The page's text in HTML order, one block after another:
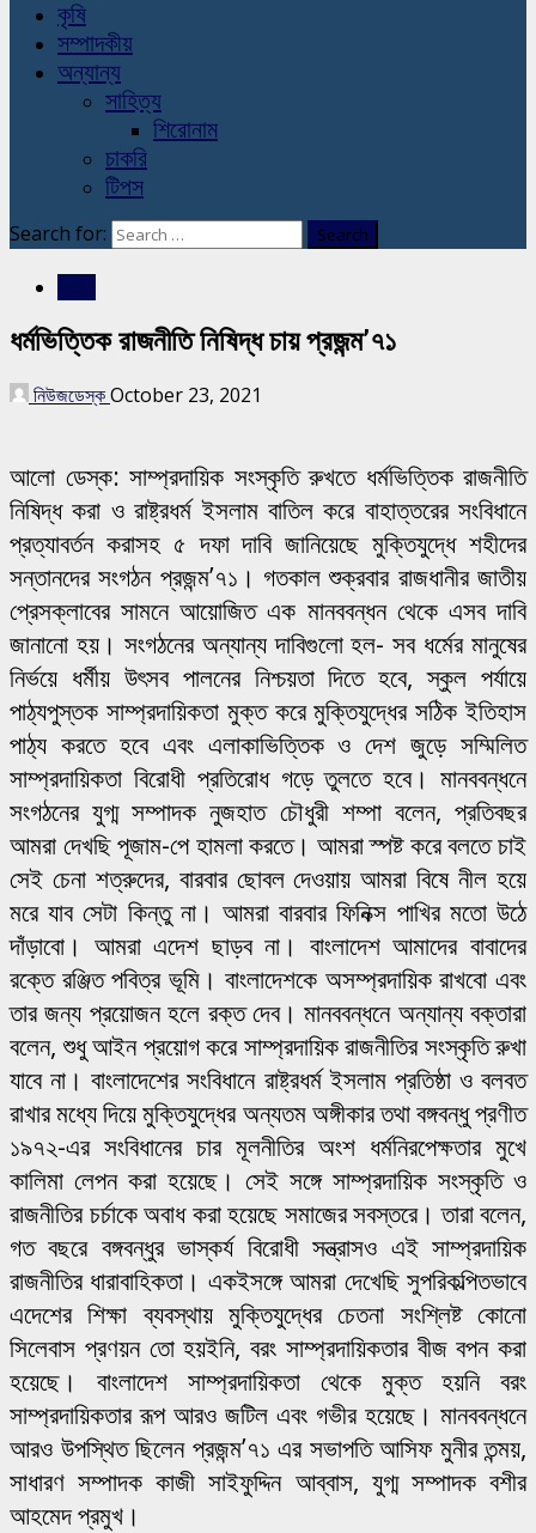
কৃষি
সম্পাদকীয়
অন্যান্য
সাহিত্য
শিরোনাম
চাকরি
টিপস
Search for:
ধর্মভিত্তিক রাজনীতি নিষিদ্ধ চায় প্রজন্ম’৭১
নিউজডেস্কOctober 23, 2021
আলো ডেস্ক: সাম্প্রদায়িক সংস্কৃতি রুখতে ধর্মভিত্তিক রাজনীতি
নিষিদ্ধ করা ও রাষ্ট্রধর্ম ইসলাম বাতিল করে বাহাত্তরের সংবিধানে
প্রত্যাবর্তন করাসহ ৫ দফা দাবি জানিয়েছে মুক্তিযুদ্ধে শহীদের
সন্তানদের সংগঠন প্রজন্ম’৭১। গতকাল শুক্রবার রাজধানীর জাতীয়
প্রেসক্লাবের সামনে আয়োজিত এক মানববন্ধন থেকে এসব দাবি
জানানো হয়। সংগঠনের অন্যান্য দাবিগুলো হল- সব ধর্মের মানুষের
নির্ভয়ে ধর্মীয় উৎসব পালনের নিশ্চয়তা দিতে হবে, স্কুল পর্যায়ে
পাঠ্যপুস্তক সাম্প্রদায়িকতা মুক্ত করে মুক্তিযুদ্ধের সঠিক ইতিহাস
পাঠ্য করতে হবে এবং এলাকাভিত্তিক ও দেশ জুড়ে সম্মিলিত
সাম্প্রদায়িকতা বিরোধী প্রতিরোধ গড়ে তুলতে হবে। মানববন্ধনে
সংগঠনের যুগ্ম সম্পাদক নুজহাত চৌধুরী শম্পা বলেন, প্রতিবছর
আমরা দেখছি পূজাম-পে হামলা করতে। আমরা স্পষ্ট করে বলতে চাই
সেই চেনা শত্রুদের, বারবার ছোবল দেওয়ায় আমরা বিষে নীল হয়ে
মরে যাব সেটা কিন্তু না। আমরা বারবার ফিনিক্স পাখির মতো উঠে
দাঁড়াবো। আমরা এদেশ ছাড়ব না। বাংলাদেশ আমাদের বাবাদের
রক্তে রঞ্জিত পবিত্র ভূমি। বাংলাদেশকে অসম্প্রদায়িক রাখবো এবং
তার জন্য প্রয়োজন হলে রক্ত দেব। মানববন্ধনে অন্যান্য বক্তারা
বলেন, শুধু আইন প্রয়োগ করে সাম্প্রদায়িক রাজনীতির সংস্কৃতি রুখা
যাবে না। বাংলাদেশের সংবিধানে রাষ্ট্রধর্ম ইসলাম প্রতিষ্ঠা ও বলবত
রাখার মধ্যে দিয়ে মুক্তিযুদ্ধের অন্যতম অঙ্গীকার তথা বঙ্গবন্ধু প্রণীত
১৯৭২-এর সংবিধানের চার মূলনীতির অংশ ধর্মনিরপেক্ষতার মুখে
কালিমা লেপন করা হয়েছে। সেই সঙ্গে সাম্প্রদায়িক সংস্কৃতি ও
রাজনীতির চর্চাকে অবাধ করা হয়েছে সমাজের সবস্তরে। তারা বলেন,
গত বছরে বঙ্গবন্ধুর ভাস্কর্য বিরোধী সন্ত্রাসও এই সাম্প্রদায়িক
রাজনীতির ধারাবাহিকতা। একইসঙ্গে আমরা দেখেছি সুপরিকল্পিতভাবে
এদেশের শিক্ষা ব্যবস্থায় মুক্তিযুদ্ধের চেতনা সংশ্লিষ্ট কোনো
সিলেবাস প্রণয়ন তো হয়ইনি, বরং সাম্প্রদায়িকতার বীজ বপন করা
হয়েছে। বাংলাদেশ সাম্প্রদায়িকতা থেকে মুক্ত হয়নি বরং
সাম্প্রদায়িকতার রূপ আরও জটিল এবং গভীর হয়েছে। মানববন্ধনে
আরও উপস্থিত ছিলেন প্রজন্ম’৭১ এর সভাপতি আসিফ মুনীর তন্ময়,
সাধারণ সম্পাদক কাজী সাইফুদ্দিন আব্বাস, যুগ্ম সম্পাদক বশীর
আহমেদ প্রমুখ।